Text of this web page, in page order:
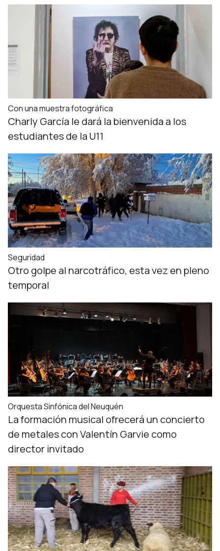
Con una muestra fotográfica
Charly García le dará la bienvenida a los
estudiantes de la U11
Seguridad
Otro golpe al narcotráfico, esta vez en pleno
temporal
Orquesta Sinfónica del Neuquén
La formación musical ofrecerá un concierto
de metales con Valentín Garvie como
director invitado